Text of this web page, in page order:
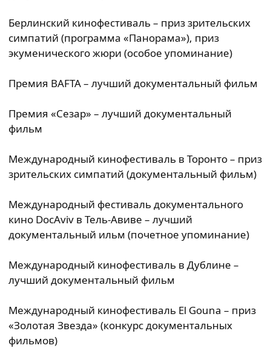
Берлинский кинофестиваль – приз зрительских
симпатий (программа «Панорама»), приз
экуменического жюри (особое упоминание)
Премия BAFTA – лучший документальный фильм
Премия «Сезар» – лучший документальный
фильм
Международный кинофестиваль в Торонто – приз
зрительских симпатий (документальный фильм)
Международный фестиваль документального
кино DocAviv в Тель-Авиве – лучший
документальный ильм (почетное упоминание)
Международный кинофестиваль в Дублине –
лучший документальный фильм
Международный кинофестиваль El Gouna – приз
«Золотая Звезда» (конкурс документальных
фильмов)